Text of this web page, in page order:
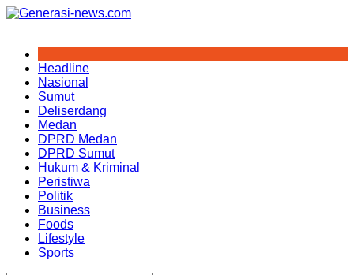
Skip
Headline
Nasional
Sumut
Deliserdang
Medan
DPRD Medan
DPRD Sumut
Hukum & Kriminal
Peristiwa
Politik
Business
Foods
Lifestyle
Sports